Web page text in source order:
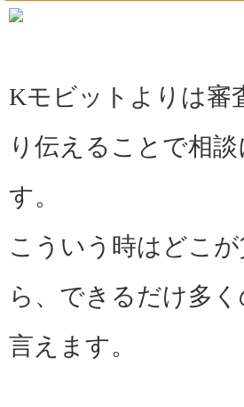
Kモビットよりは審
り伝えることで相
す。
こういう時はどこ
ら、できるだけ多
言えます。